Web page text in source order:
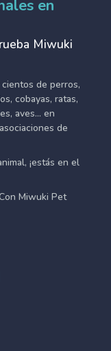
en
Miwuki
de perros,
cobayas, ratas,
aves... en
de
¡estás en el
Miwuki Pet